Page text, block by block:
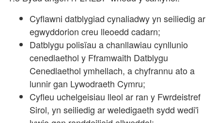
Cyflawni datblygiad cynaliadwy yn seiliedig ar
egwyddorion creu lleoedd cadarn;
Datblygu polisïau a chanllawiau cynllunio
cenedlaethol y Fframwaith Datblygu
Cenedlaethol ymhellach, a chyfrannu ato a
lunnir gan Lywodraeth Cymru;
Cyfleu uchelgeisiau lleol ar ran y Fwrdeistref
Sirol, yn seiliedig ar weledigaeth sydd wedi'i